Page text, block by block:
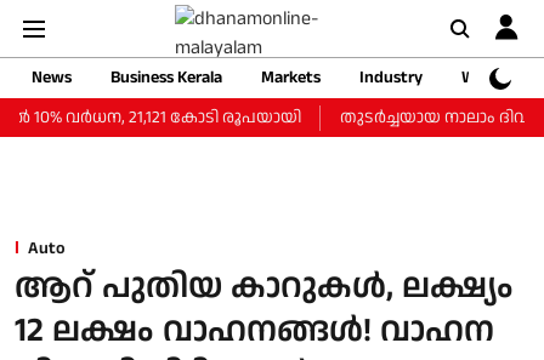
News Business Kerala Markets Industry
Web
വര്‍ധന, 21,121 കോടി രൂപയായി
തുടർച്ചയായ നാലാം
Auto
ആറ് പുതിയ കാറുകൾ, ലക്ഷ്യം
12 ലക്ഷം വാഹനങ്ങൾ! വാഹന